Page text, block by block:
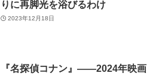
りに再脚光を浴びるわけ
2023年12月18日
『名探偵コナン』――2024年映画